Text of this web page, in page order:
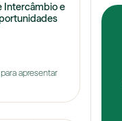
Intercâmbio e
apresentar